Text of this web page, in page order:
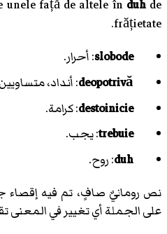
unele față de altele în duhde
frățietate.
slobode: أحرار.
deopotrivă: أنداد،
destoinicie: كرامة.
trebuie: يجب.
duh: روح.
نص رومانيٌ صافٍ، تم فيه إقصاء
على الجملة أي تغيير في المعنى